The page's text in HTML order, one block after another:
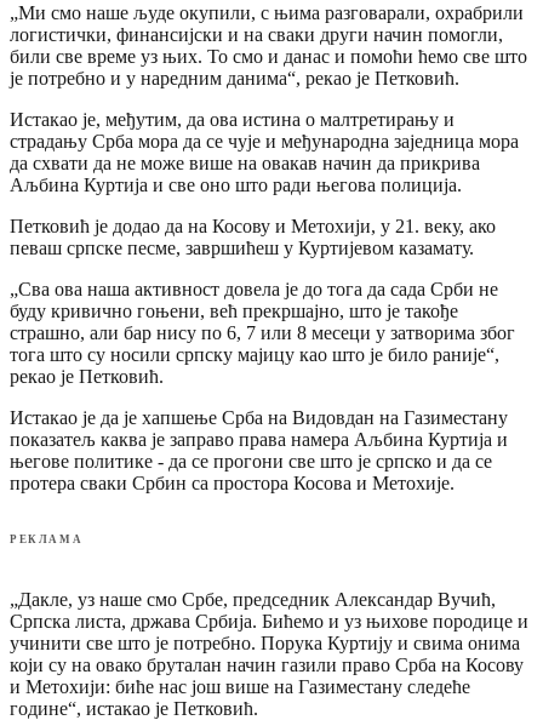
„Ми смо наше људе окупили, с њима разговарали, охрабрили
логистички, финансијски и на сваки други начин помогли,
били све време уз њих. То смо и данас и помоћи ћемо све што
је потребно и у наредним данима“, рекао је Петковић.
Истакао је, међутим, да ова истина о малтретирању и
страдању Срба мора да се чује и међународна заједница мора
да схвати да не може више на овакав начин да прикрива
Аљбина Куртија и све оно што ради његова полиција.
Петковић је додао да на Косову и Метохији, у 21. веку, ако
певаш српске песме, завршићеш у Куртијевом казамату.
„Сва ова наша активност довела је до тога да сада Срби не
буду кривично гоњени, већ прекршајно, што је такође
страшно, али бар нису по 6, 7 или 8 месеци у затворима због
тога што су носили српску мајицу као што је било раније“,
рекао је Петковић.
Истакао је да је хапшење Срба на Видовдан на Газиместану
показатељ каква је заправо права намера Аљбина Куртија и
његове политике - да се прогони све што је српско и да се
протера сваки Србин са простора Косова и Метохије.
РЕКЛАМА
„Дакле, уз наше смо Србе, председник Александар Вучић,
Српска листа, држава Србија. Бићемо и уз њихове породице и
учинити све што је потребно. Порука Куртију и свима онима
који су на овако бруталан начин газили право Срба на Косову
и Метохији: биће нас још више на Газиместану следеће
године“, истакао је Петковић.